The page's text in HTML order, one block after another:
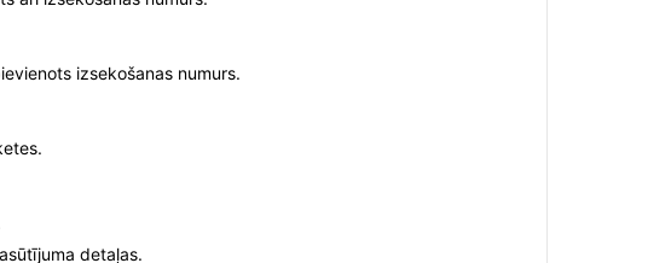
izsekošanas numurs.
detaļas.